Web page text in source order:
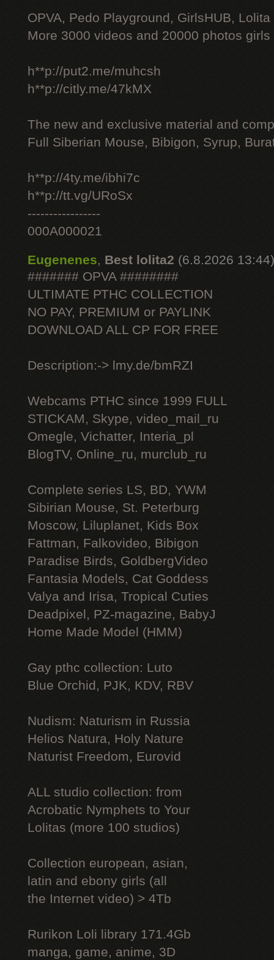
OPVA, Pedo Playground, GirlsHUB, Lolita
More 3000 videos and 20000 photos
h**p://put2.me/muhcsh
h**p://citly.me/47kMX
The new and exclusive material and
Full Siberian Mouse, Bibigon, Syrup,
h**p://4ty.me/ibhi7c
h**p://tt.vg/URoSx
-----------------
000A000021
Eugenenes, Best lolita2 (6.8.2026 13:44)
####### OPVA ########
ULTIMATE РТНС COLLECTION
NO PAY, PREMIUM or PAYLINK
DOWNLOAD ALL СР FOR FREE
Description:-> lmy.de/bmRZI
Webcams РТНС since 1999 FULL
STICKAM, Skype, video_mail_ru
Omegle, Vichatter, Interia_pl
BlogTV, Online_ru, murclub_ru
Complete series LS, BD, YWM
Sibirian Mouse, St. Peterburg
Moscow, Liluplanet, Kids Box
Fattman, Falkovideo, Bibigon
Paradise Birds, GoldbergVideo
Fantasia Models, Cat Goddess
Valya and Irisa, Tropical Cuties
Deadpixel, PZ-magazine, BabyJ
Home Made Model (HMM)
Gay рthс collection: Luto
Blue Orchid, PJK, KDV, RBV
Nudism: Naturism in Russia
Helios Natura, Holy Nature
Naturist Freedom, Eurovid
ALL studio collection: from
Acrobatic Nymрhеts to Your
Lоlitаs (more 100 studios)
Collection european, asian,
latin and ebony girls (all
the Internet video) > 4Tb
Rurikon Lоli library 171.4Gb
manga, game, anime, 3D